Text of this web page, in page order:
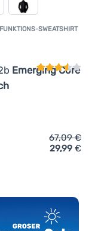
Lexan II Hybrid'
SWEATSHIRT
Emerging Core
Vergleich 'Damen
67,09€
29,99 €